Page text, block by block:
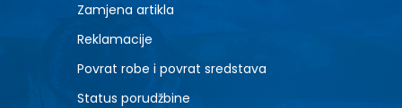
Zamjena artikla
Reklamacije
Povrat robe i povrat sredstava
Status porudžbine